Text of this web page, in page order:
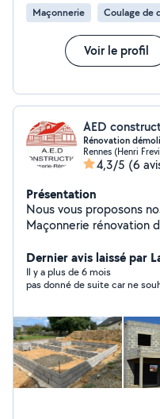
Maçonnerie Coulage de
Voir le profil
AED
Rénovation
Rennes (Henri
4,3/5 (6
Présentation
Nous vous proposons
Maçonnerie rénovation
téléphone (si je ne peux
un message et je vous
par mail. Pour
travaux exacts à réaliser
DONNE PAR
travaux seront réalisés
D'ASSURANCE
OBLIGATOIRE
Dernier avis laissé par
Il y a plus de 6 mois
pas donné de suite car ne